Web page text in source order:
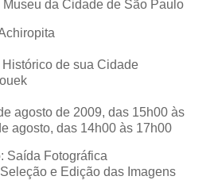
da Cidade de São Paulo
de sua Cidade
agosto de 2009, das 15h00 às
agosto, das 14h00 às 17h00
Saída Fotográfica
e Edição das Imagens